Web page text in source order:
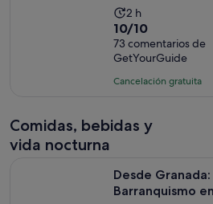
La
duración
de
la
actividad
2 horas
2 h
10.0
sobre
10
con
10/10
73 comentarios de
GetYourGuide
Cancelación gratuita
Comidas, bebidas y
vida nocturna
Desde Granada:
Barranquismo